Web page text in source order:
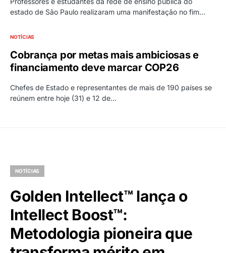
estado de São Paulo realizaram uma manifestação no fim…
NOTÍCIAS
Cobrança por metas mais ambiciosas e
financiamento deve marcar COP26
Chefes de Estado e representantes de mais de 190 países se
reúnem entre hoje (31) e 12 de…
NOTÍCIAS
Golden Intellect™ lança o
Intellect Boost™:
Metodologia pioneira que